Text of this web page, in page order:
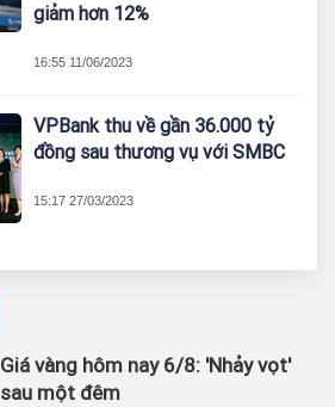
giảm hơn 12%
16:55 11/06/2023
VPBank thu về gần 36.000 tỷ
đồng sau thương vụ với SMBC
15:17 27/03/2023
Giá vàng hôm nay 6/8: 'Nhảy vọt'
sau một đêm